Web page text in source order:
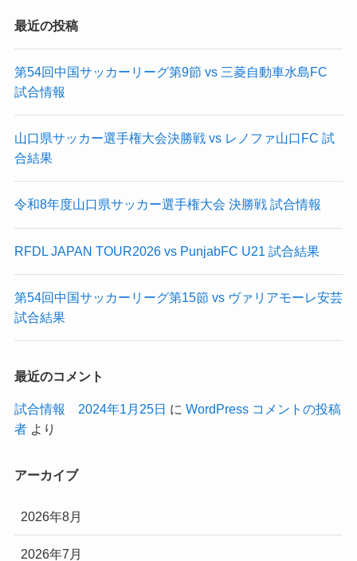
最近の投稿
第54回中国サッカーリーグ第9節 vs 三菱自動車水島FC
試合情報
山口県サッカー選手権大会決勝戦 vs レノファ山口FC 試
合結果
令和8年度山口県サッカー選手権大会 決勝戦 試合情報
RFDL JAPAN TOUR2026 vs PunjabFC U21 試合結果
第54回中国サッカーリーグ第15節 vs ヴァリアモーレ安芸
試合結果
最近のコメント
試合情報 2024年1月25日 に WordPress コメントの投稿
者より
アーカイブ
2026年8月
2026年7月